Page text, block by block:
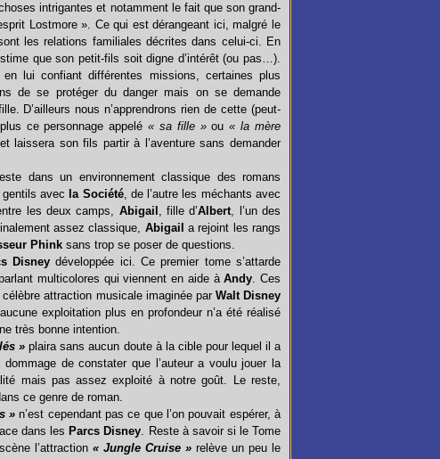
intrigantes et notamment le fait que son grand-
Lostmore ». Ce qui est dérangeant ici, malgré le
les relations familiales décrites dans celui-ci. En
que son petit-fils soit digne d’intérêt (ou pas…).
lui confiant différentes missions, certaines plus
de se protéger du danger mais on se demande
D’ailleurs nous n’apprendrons rien de cette (peut-
ce personnage appelé« sa fille »ou« la mère
laissera son fils partir à l’aventure sans demander
dans un environnement classique des romans
avec la Société, de l’autre les méchants avec
les deux camps, Abigail , fille d’Albert, l’un des
assez classique, Abigail a rejoint les rangs
Phink sans trop se poser de questions.
Disney développée ici. Ce premier tome s’attarde
multicolores qui viennent en aide àAndy. Ces
attraction musicale imaginée parWalt Disney
exploitation plus en profondeur n’a été réalisé
très bonne intention.
» plaira sans aucun doute à la cible pour lequel il a
de constater que l’auteur a voulu jouer la
mais pas assez exploité à notre goût. Le reste,
ce genre de roman.
» n’est cependant pas ce que l’on pouvait espérer, à
dans les Parcs Disney. Reste à savoir si le Tome
l’attraction« Jungle Cruise » relève un peu le